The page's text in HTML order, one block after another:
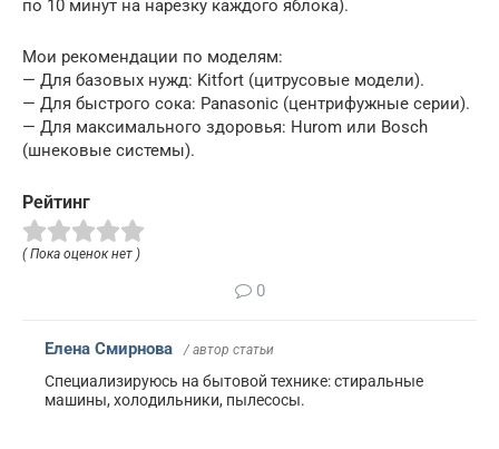
по 10 минут на нарезку каждого яблока).
Мои рекомендации по моделям:
— Для базовых нужд: Kitfort (цитрусовые модели).
— Для быстрого сока: Panasonic (центрифужные серии).
— Для максимального здоровья: Hurom или Bosch
(шнековые системы).
Рейтинг
( Пока оценок нет )
0
Елена Смирнова / автор статьи
Специализируюсь на бытовой технике: стиральные
машины, холодильники, пылесосы.